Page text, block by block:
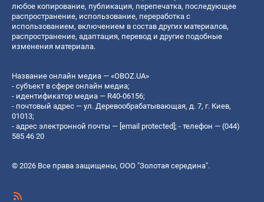
любое копирование, публикация, перепечатка, последующее
распространение, использование, переработка с
использованием, включением в состав других материалов,
распространение, адаптация, перевод и другие подобные
изменения материала.
Название онлайн медиа — «OBOZ.UA»
- субъект в сфере онлайн медиа;
- идентификатор медиа — R40-06156;
- почтовый адрес — ул. Деревообрабатывающая, д. 7, г. Киев,
01013;
- адрес электронной почты — [email protected]; - телефон — (044)
585 46 20
© 2026 Все права защищены, ООО "Золотая середина".